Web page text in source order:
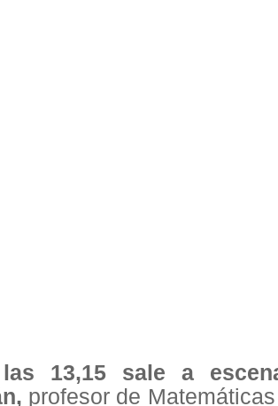
13,15 sale a
profesor de